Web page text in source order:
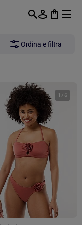
Ordina e filtra
1 / 6